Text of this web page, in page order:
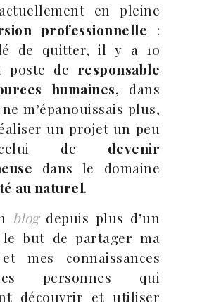
en pleine
professionnelle :
de quitter, il y a 10
poste de responsable
humaines, dans
m’épanouissais plus,
un projet un peu
de devenir
dans le domaine
au naturel.
blogdepuis plus d’un
but de partager ma
mes connaissances
personnes qui
découvrir et utiliser